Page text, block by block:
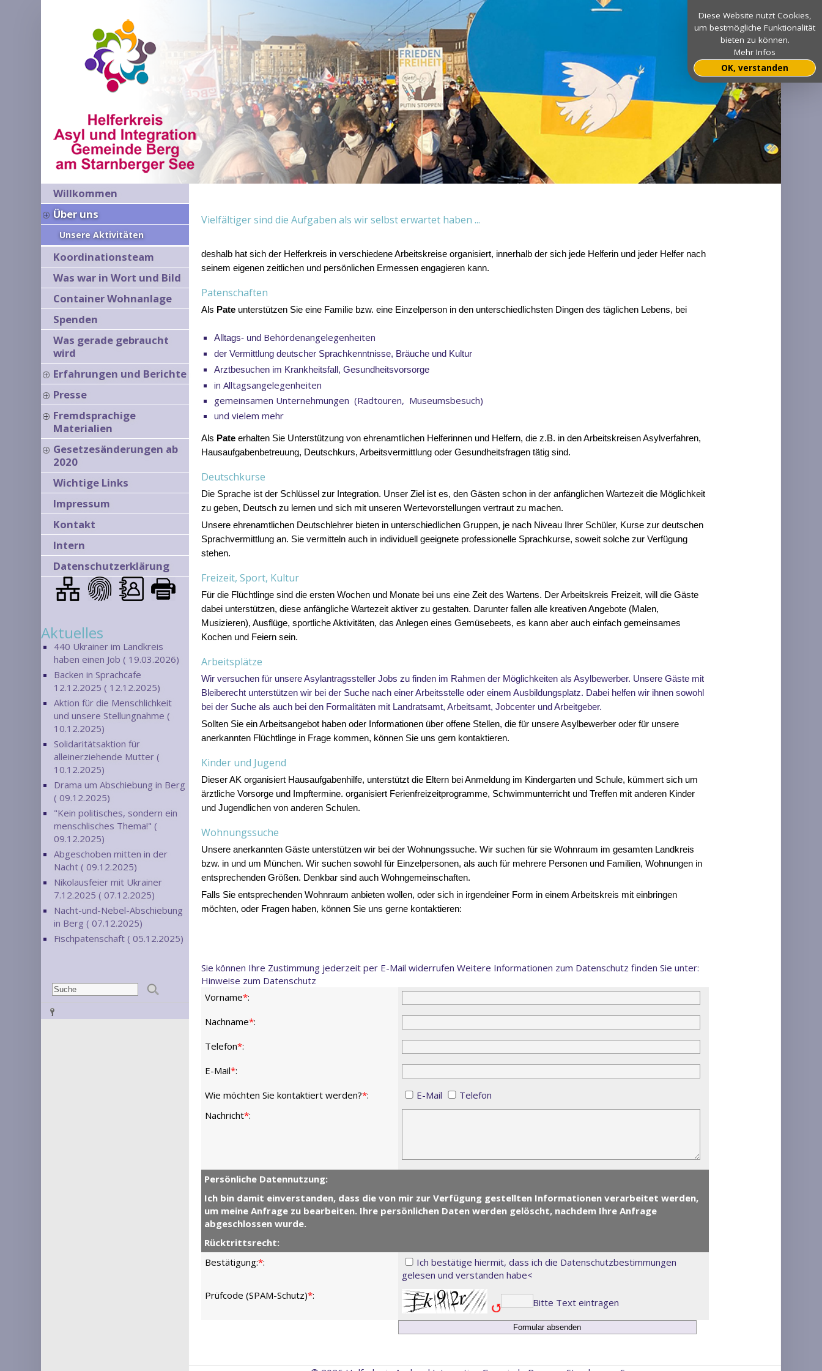
Willkommen
Über uns
Unsere Aktivitäten
Koordinationsteam
Was war in Wort und Bild
Container Wohnanlage
Spenden
Was gerade gebraucht
wird
Erfahrungen und Berichte
Presse
Fremdsprachige
Materialien
Gesetzesänderungen ab
2020
Wichtige Links
Impressum
Kontakt
Intern
Datenschutzerklärung
Aktuelles
440 Ukrainer im Landkreis
haben einen Job ( 19.03.2026)
Backen in Sprachcafe
12.12.2025 ( 12.12.2025)
Aktion für die Menschlichkeit
und unsere Stellungnahme (
10.12.2025)
Solidaritätsaktion für
alleinerziehende Mutter (
10.12.2025)
Drama um Abschiebung in Berg
( 09.12.2025)
"Kein politisches, sondern ein
menschlisches Thema!" (
09.12.2025)
Abgeschoben mitten in der
Nacht ( 09.12.2025)
Nikolausfeier mit Ukrainer
7.12.2025 ( 07.12.2025)
Nacht-und-Nebel-Abschiebung
in Berg ( 07.12.2025)
Fischpatenschaft ( 05.12.2025)
Vielfältiger sind die Aufgaben als wir selbst erwartet haben ...
deshalb hat sich der Helferkreis in verschiedene Arbeitskreise organisiert, innerhalb der sich jede Helferin und jeder Helfer nach
seinem eigenen zeitlichen und persönlichen Ermessen engagieren kann.
Patenschaften
Als Pate unterstützen Sie eine Familie bzw. eine Einzelperson in den unterschiedlichsten Dingen des täglichen Lebens, bei
Alltags- und Behördenangelegenheiten
der Vermittlung deutscher Sprachkenntnisse, Bräuche und Kultur
Arztbesuchen im Krankheitsfall, Gesundheitsvorsorge
in Alltagsangelegenheiten
gemeinsamen Unternehmungen (Radtouren, Museumsbesuch)
und vielem mehr
Als Pate erhalten Sie Unterstützung von ehrenamtlichen Helferinnen und Helfern, die z.B. in denArbeitskreisenAsylverfahren,
Hausaufgabenbetreuung, Deutschkurs, Arbeitsvermittlungoder Gesundheitsfragentätig sind.
Deutschkurse
Die Sprache ist der Schlüssel zur Integration. Unser Ziel ist es, den Gästen schon in der anfänglichen Wartezeit die Möglichkeit
zu geben, Deutsch zu lernen und sich mit unseren Wertevorstellungen vertraut zu machen.
Unsere ehrenamtlichen Deutschlehrer bieten in unterschiedlichen Gruppen, je nach Niveau Ihrer Schüler, Kurse zur deutschen
Sprachvermittlung an. Sie vermitteln auch in individuell geeignete professionelle Sprachkurse, soweit solche zur Verfügung
stehen.
Freizeit, Sport, Kultur
Für die Flüchtlinge sind die ersten Wochen und Monate bei uns eine Zeit des Wartens. Der Arbeitskreis Freizeit, will die Gäste
dabei unterstützen, diese anfängliche Wartezeit aktiver zu gestalten. Darunter fallen alle kreativen Angebote (Malen,
Musizieren), Ausflüge, sportliche Aktivitäten, das Anlegen eines Gemüsebeets,es kannaberauch einfachgemeinsames
Kochen und Feiern sein.
Arbeitsplätze
Wirversuchen für unsere AsylantragsstellerJobs zu finden im Rahmen der Möglichkeiten als Asylbewerber. Unsere Gäste mit
Bleiberecht unterstützen wir bei der Suche nach einer Arbeitsstelle oder einem Ausbildungsplatz. Dabei helfen wir ihnen sowohl
bei der Suche als auch bei den Formalitäten mit Landratsamt, Arbeitsamt, Jobcenter und Arbeitgeber.
Sollten Sie ein Arbeitsangebot haben oder Informationen über offene Stellen, die für unsere Asylbewerberoder für unsere
anerkannten Flüchtlinge in Frage kommen, können Sie uns gern kontaktieren.
Kinder und Jugend
Dieser AK organisiert Hausaufgabenhilfe, unterstützt die Eltern bei Anmeldung im Kindergarten und Schule, kümmert sich um
ärztliche Vorsorge und Impftermine.organisiert Ferienfreizeitprogramme, Schwimmunterricht und Treffen mit anderen Kinder
und Jugend lichen von anderen Schulen.
Wohnungssuche
Unsereanerkannten Gäste unterstützen wir beider Wohnungssuche.Wir suchen für sie Wohnraum im gesamten Landkreis
bzw. in und um München.Wir suchen sowohl für Einzelpersonen, als auch für mehrere Personen und Familien, Wohnungen in
entsprechenden Größen. Denkbar sind auch Wohngemeinschaften.
Falls Sie entsprechenden Wohnraum anbieten wollen, oder sich in irgendeiner Form in einem Arbeitskreis mit einbringen
möchten, oder Fragen haben, können Sie uns gerne kontaktieren:
Sie können Ihre Zustimmung jederzeit per E-Mail widerrufen Weitere Informationen zum Datenschutz finden Sie unter:
Hinweise zum Datenschutz
Vorname*:
Nachname*:
Telefon*:
E-Mail*:
Wie möchten Sie kontaktiert werden?*: E-Mail
Telefon
Nachricht*:
Persönliche Datennutzung:
Ich bin damit einverstanden, dass die von mir zur Verfügung gestellten Informationen verarbeitet werden,
um meine Anfrage zu bearbeiten. Ihre persönlichen Daten werden gelöscht, nachdem Ihre Anfrage
abgeschlossen wurde.
Rücktrittsrecht:
Bestätigung:*:
Ich bestätige hiermit, dass ich die Datenschutzbestimmungen
gelesen und verstanden habe<
Prüfcode (SPAM-Schutz)*:
Bitte Text eintragen
Diese Website nutzt Cookies,
um bestmögliche Funktionalität
bieten zu können.
Mehr Infos
OK, verstanden